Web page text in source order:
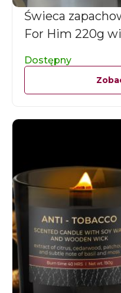
Świeca
For Him 220g
Dostępny